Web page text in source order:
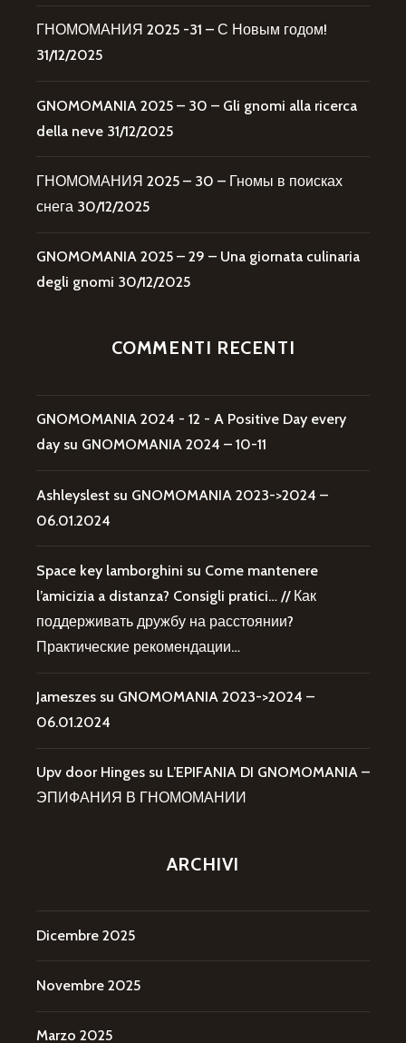
ГНОМОМАНИЯ 2025 -31 – С Новым годом!
31/12/2025
GNOMOMANIA 2025 – 30 – Gli gnomi alla ricerca
della neve 31/12/2025
ГНОМОМАНИЯ 2025 – 30 – Гномы в поисках
снега 30/12/2025
GNOMOMANIA 2025 – 29 – Una giornata culinaria
degli gnomi 30/12/2025
COMMENTI RECENTI
GNOMOMANIA 2024 - 12 - A Positive Day every
day su GNOMOMANIA 2024 – 10-11
Ashleyslest su GNOMOMANIA 2023->2024 –
06.01.2024
Space key lamborghini su Come mantenere
l’amicizia a distanza? Consigli pratici… // Как
поддерживать дружбу на расстоянии?
Практические рекомендации…
Jameszes su GNOMOMANIA 2023->2024 –
06.01.2024
Upv door Hinges su L’EPIFANIA DI GNOMOMANIA –
ЭПИФАНИЯ В ГНОМОМАНИИ
ARCHIVI
Dicembre 2025
Novembre 2025
Marzo 2025